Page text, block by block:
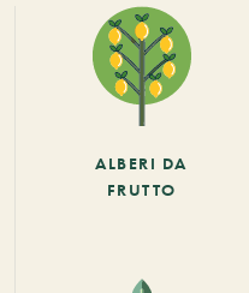
ALBERI DA
FRUTTO